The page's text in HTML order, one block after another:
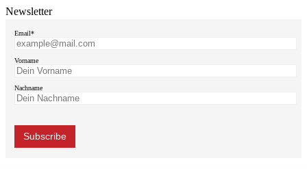
Newsletter
Email*
Vorname
Nachname